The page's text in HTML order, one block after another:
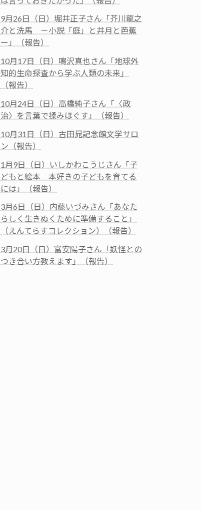
9月26日（日）堀井正子さん「芥川龍之
介と洗馬 －小説「庭」と井月と芭蕉
ー」（報告）
10月17日（日）鳴沢真也さん「地球外
知的生命探査から学ぶ人類の未来」
（報告）
10月24日（日）高橋純子さん「〈政
治〉を言葉で揉みほぐす」（報告）
10月31日（日）古田晁記念館文学サロ
ン（報告）
1月9日（日）いしかわこうじさん「子
どもと絵本 本好きの子どもを育てる
には」（報告）
3月6日（日）内藤いづみさん「あなた
らしく生きぬくために準備すること」
（えんてらすコレクション）（報告）
3月20日（日）富安陽子さん「妖怪との
つき合い方教えます」（報告）